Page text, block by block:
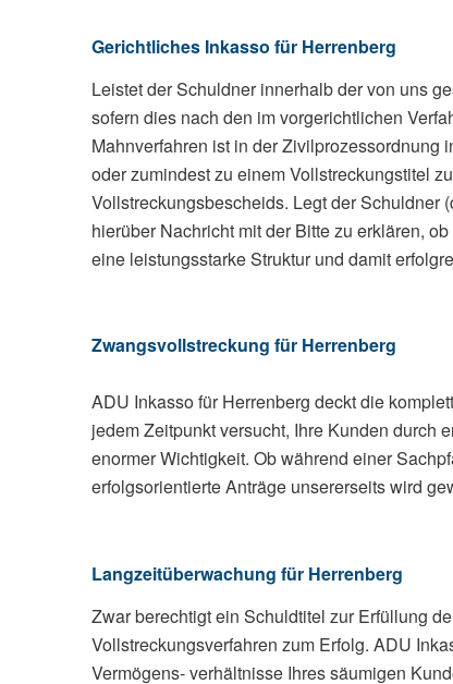
Gerichtliches Inkasso für Herrenberg
Leistet der Schuldner innerhalb der von uns
sofern dies nach den im vorgerichtlichen
Mahnverfahren ist in der Zivilprozessordnung
oder zumindest zu einem Vollstreckungstitel
Vollstreckungsbescheids. Legt der Schuldner
hierüber Nachricht mit der Bitte zu erklären,
eine leistungsstarke Struktur und damit
Zwangsvollstreckung für Herrenberg
ADU Inkasso für Herrenberg deckt die
jedem Zeitpunkt versucht, Ihre Kunden durch
enormer Wichtigkeit. Ob während einer
erfolgsorientierte Anträge unsererseits wird
Langzeitüberwachung für Herrenberg
Zwar berechtigt ein Schuldtitel zur Erfüllung
Vollstreckungsverfahren zum Erfolg. ADU
Vermögens- verhältnisse Ihres säumigen